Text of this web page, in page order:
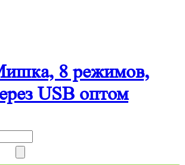
8 режимов,
USB оптом